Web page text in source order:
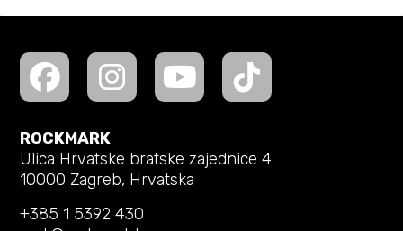
ROCKMARK
Ulica Hrvatske bratske zajednice 4
10000 Zagreb, Hrvatska
+385 1 5392 430